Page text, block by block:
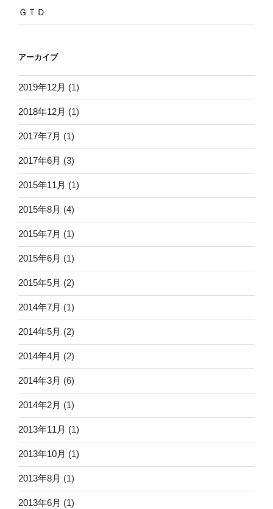
ＧＴＤ
アーカイブ
2019年12月 (1)
2018年12月 (1)
2017年7月 (1)
2017年6月 (3)
2015年11月 (1)
2015年8月 (4)
2015年7月 (1)
2015年6月 (1)
2015年5月 (2)
2014年7月 (1)
2014年5月 (2)
2014年4月 (2)
2014年3月 (6)
2014年2月 (1)
2013年11月 (1)
2013年10月 (1)
2013年8月 (1)
2013年6月 (1)